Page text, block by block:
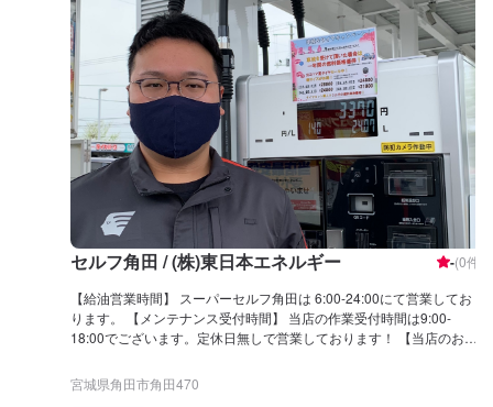
セルフ角田 / (株)東日本エネルギー -(0件)
【給油営業時間】 スーパーセルフ角田は 6:00-24:00にて営業してお
ります。 【メンテナンス受付時間】 当店の作業受付時間は9:00-
18:00でございます。定休日無しで営業しております！ 【当店のお得
ます。 ・アポロステーションカード 毎回お得な値引きがつきま
す！ 【国家資格保持者が在籍】 当店は3級整備士が1名在籍しており
宮城県角田市角田470